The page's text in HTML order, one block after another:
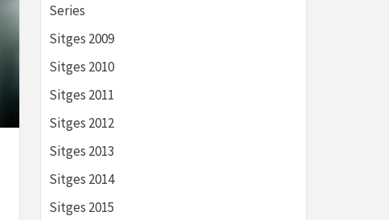
Series
Sitges 2009
Sitges 2010
Sitges 2011
Sitges 2012
Sitges 2013
Sitges 2014
Sitges 2015